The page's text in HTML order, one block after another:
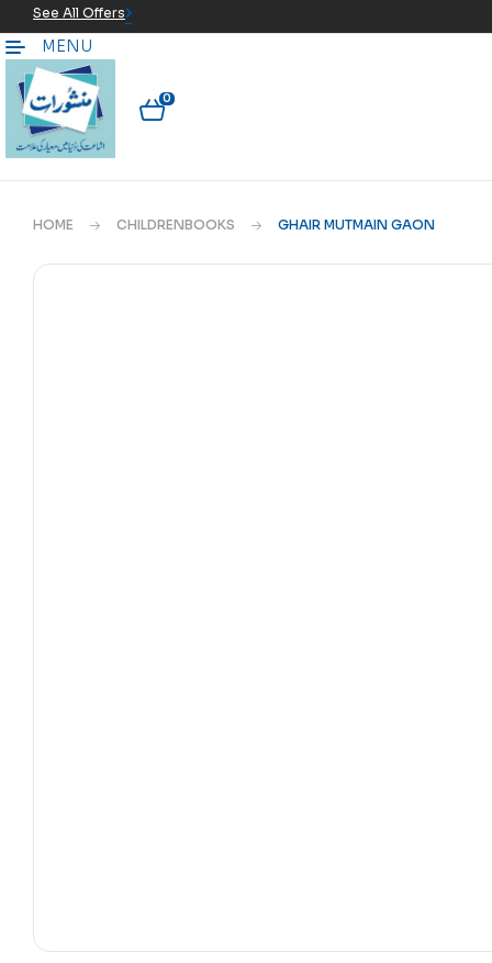
See All Offers
MENU
0
HOME CHILDRENBOOKS GHAIR MUTMAIN GAON